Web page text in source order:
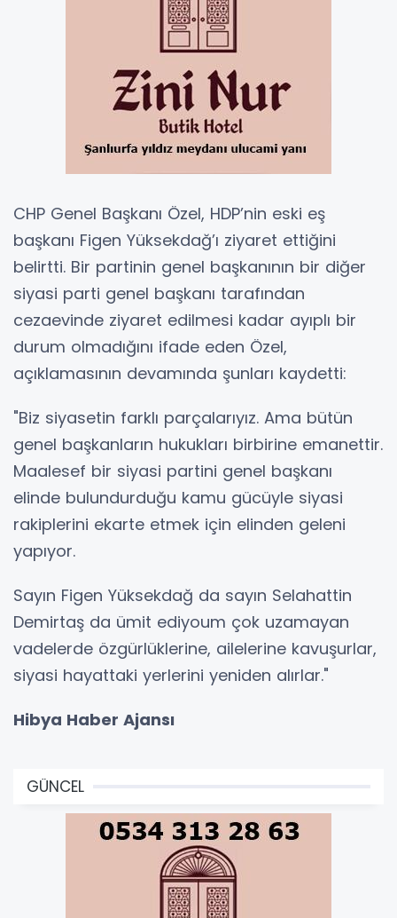
CHP Genel Başkanı Özel, HDP’nin eski eş
başkanı Figen Yüksekdağ’ı ziyaret ettiğini
belirtti. Bir partinin genel başkanının bir diğer
siyasi parti genel başkanı tarafından
cezaevinde ziyaret edilmesi kadar ayıplı bir
durum olmadığını ifade eden Özel,
açıklamasının devamında şunları kaydetti:
"Biz siyasetin farklı parçalarıyız. Ama bütün
genel başkanların hukukları birbirine emanettir.
Maalesef bir siyasi partini genel başkanı
elinde bulundurduğu kamu gücüyle siyasi
rakiplerini ekarte etmek için elinden geleni
yapıyor.
Sayın Figen Yüksekdağ da sayın Selahattin
Demirtaş da ümit ediyoum çok uzamayan
vadelerde özgürlüklerine, ailelerine kavuşurlar,
siyasi hayattaki yerlerini yeniden alırlar."
Hibya Haber Ajansı
GÜNCEL